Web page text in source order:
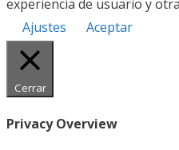
experiencia de usuario y
Ajustes
Aceptar
Cerrar
Privacy Overview